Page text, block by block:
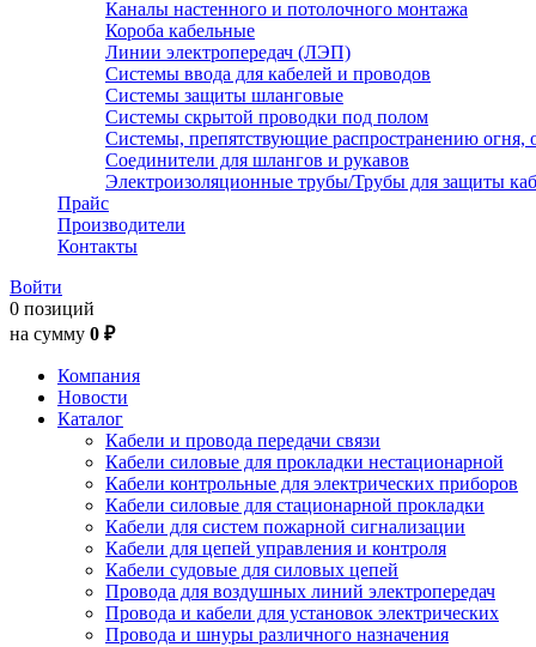
Каналы настенного и потолочного монтажа
Короба кабельные
Линии электропередач (ЛЭП)
Системы ввода для кабелей и проводов
Системы защиты шланговые
Системы скрытой проводки под полом
Системы, препятствующие распространению огня,
Соединители для шлангов и рукавов
Электроизоляционные трубы/Трубы для защиты
Прайс
Производители
Контакты
Войти
0 позиций
на сумму 0 ₽
Компания
Новости
Каталог
Кабели и провода передачи связи
Кабели силовые для прокладки нестационарной
Кабели контрольные для электрических приборов
Кабели силовые для стационарной прокладки
Кабели для систем пожарной сигнализации
Кабели для цепей управления и контроля
Кабели судовые для силовых цепей
Провода для воздушных линий электропередач
Провода и кабели для установок электрических
Провода и шнуры различного назначения